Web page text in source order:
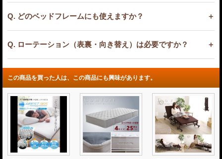
Q. どのベッドフレームにも使えますか？
Q. ローテーション（表裏・向き替え）は必要ですか？
この商品を買った人は、この商品にも興味があります。